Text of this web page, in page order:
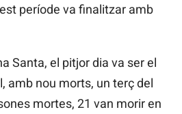
període va finalitzar amb
Santa, el pitjor dia va ser el
amb nou morts, un terç del
mortes, 21 van morir en